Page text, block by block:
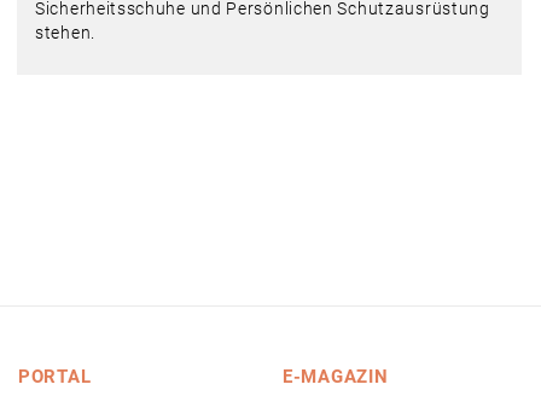
Sicherheitsschuhe und Persönlichen Schutzausrüstung
stehen.
PORTAL E-MAGAZIN